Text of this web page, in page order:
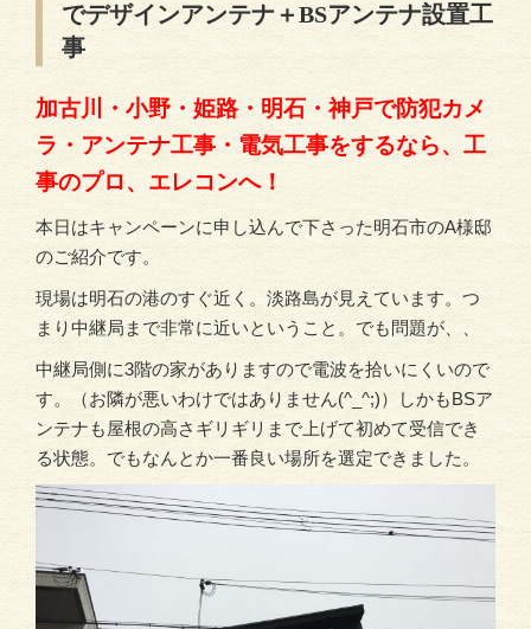
でデザインアンテナ＋BSアンテナ設置工
事
加古川・小野・姫路・明石・神戸で防犯カメ
ラ・アンテナ工事・電気工事をするなら、工
事のプロ、エレコンへ！
本日はキャンペーンに申し込んで下さった明石市のA様邸
のご紹介です。
現場は明石の港のすぐ近く。淡路島が見えています。つ
まり中継局まで非常に近いということ。でも問題が、、
中継局側に3階の家がありますので電波を拾いにくいので
す。（お隣が悪いわけではありません(^_^;)）しかもBSア
ンテナも屋根の高さギリギリまで上げて初めて受信でき
る状態。でもなんとか一番良い場所を選定できました。